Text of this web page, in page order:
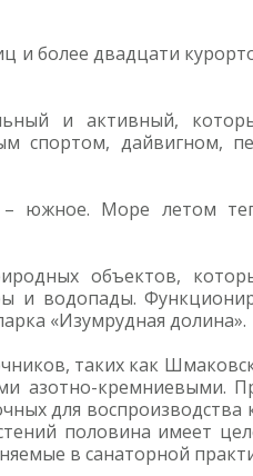
и более двадцати
и активный,
спортом, дайвигном,
– южное. Море летом
объектов,
и водопады.
«Изумрудная долина».
таких как
азотно-кремниевыми.
для воспроизводства
половина имеет
в санаторной